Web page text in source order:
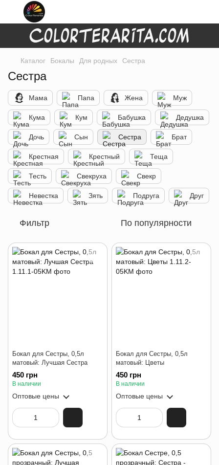
Каталог Бокалы Для родных Сестра
Сестра
Мама Папа Жена Муж
Кума Кум Бабушка Дедушка
Дочь Сын Сестра Брат
Крестная Крестный Теща
Тесть Свекруха Свекр
Невестка Зять Подруга Друг
Фильтр По популярности
Бокал для Сестры, 0,5л
матовый: Лучшая Сестра
450 грн
В наличии
Оптовые цены
Бокал для Сестры, 0,5л
матовый: Цветы
450 грн
В наличии
Оптовые цены